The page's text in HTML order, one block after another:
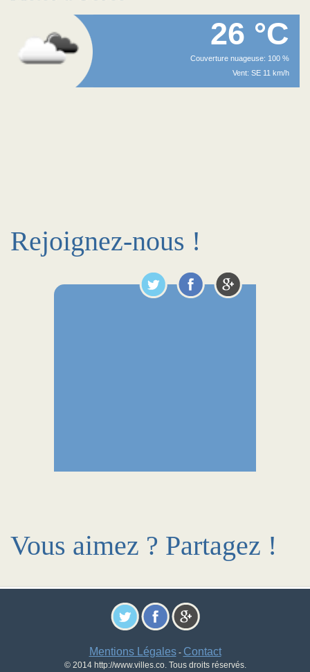
26 °C
Couverture nuageuse: 100 %
Vent: SE 11 km/h
Rejoignez-nous !
Vous aimez ? Partagez !
Mentions Légales- Contact
© 2014 http://www.villes.co. Tous droits réservés.